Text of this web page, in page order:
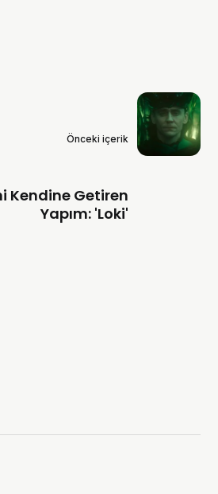
Önceki içerik
Kendine Getiren
Yapım: 'Loki'